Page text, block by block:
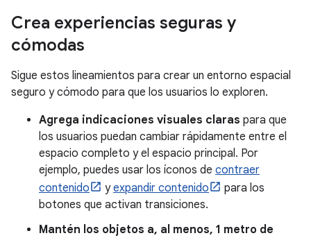
Crea experiencias seguras y
cómodas
Sigue estos lineamientos para crear un entorno espacial
seguro y cómodo para que los usuarios lo exploren.
Agrega indicaciones visuales claras para que
los usuarios puedan cambiar rápidamente entre el
espacio completo y el espacio principal. Por
ejemplo, puedes usar los íconos de contraer
contenido
yexpandir contenido
para los
botones que activan transiciones.
Mantén los objetos a, al menos, 1 metro de